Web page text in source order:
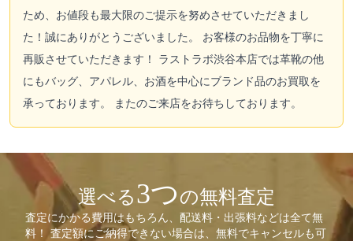
ため、お値段も最大限のご提示を努めさせていただきまし
た！誠にありがとうございました。 お客様のお品物を丁寧に
再販させていただきます！ ラストラボ渋谷本店では革靴の他
にもバッグ、アパレル、お酒を中心にブランド品のお買取を
承っております。 またのご来店をお待ちしております。
選べる3つの無料査定
査定にかかる費用はもちろん、配送料・出張料などは全て無
料！ 査定額にご納得できない場合は、無料でキャンセルも可